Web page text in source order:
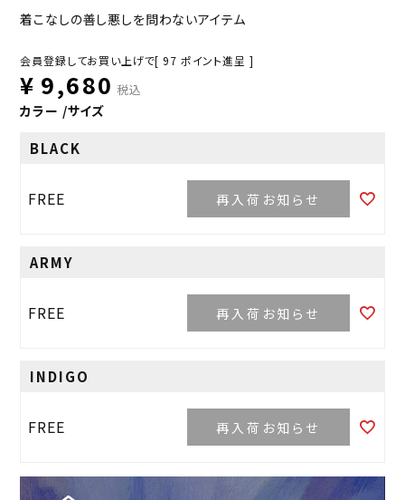
着こなしの善し悪しを問わないアイテム
会員登録してお買い上げで[ 97 ポイント進呈 ]
¥ 9,680 税込
カラー サイズ
BLACK
FREE 再入荷お知らせ
ARMY
FREE 再入荷お知らせ
INDIGO
FREE 再入荷お知らせ